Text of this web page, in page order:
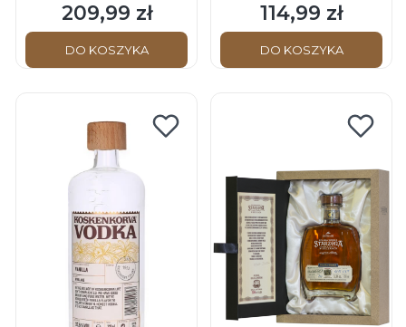
Cena
209,99 zł
DO KOSZYKA
Cena
114,99 zł
DO KOSZYKA